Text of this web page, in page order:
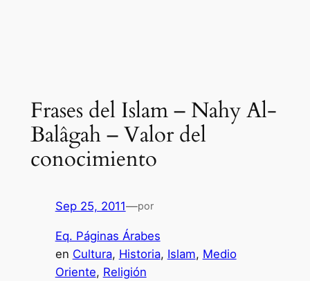
Frases del Islam – Nahy Al-
Balâgah – Valor del
conocimiento
Sep 25, 2011—por
Eq. Páginas Árabes
en Cultura, Historia, Islam, Medio
Oriente, Religión